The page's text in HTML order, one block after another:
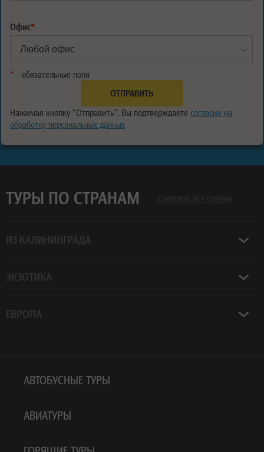
Офис*
* - обязательные поля
Нажимая кнопку "Отправить", Вы подтверждаете согласие на
обработку персональных данных
ТУРЫ ПО СТРАНАМ Смотреть все страны
ИЗ КАЛИНИНГРАДА
ЭКЗОТИКА
ЕВРОПА
АВТОБУСНЫЕ ТУРЫ
АВИАТУРЫ